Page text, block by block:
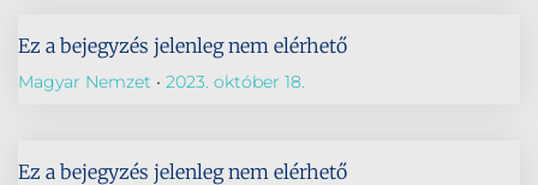
Ez a bejegyzés jelenleg nem elérhető
Magyar Nemzet 2023. október 18.
Ez a bejegyzés jelenleg nem elérhető